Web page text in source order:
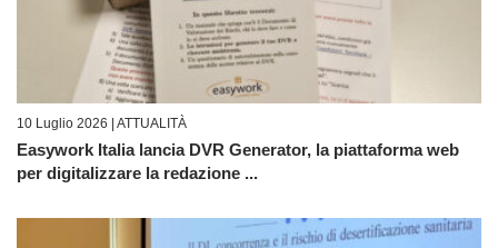
10 Luglio 2026 | ATTUALITÀ
Easywork Italia lancia DVR Generator, la piattaforma web
per digitalizzare la redazione ...